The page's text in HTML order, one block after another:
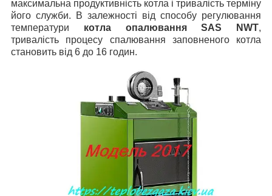
максимальна продуктивність котла і тривалість терміну
його служби. В залежності від способу регулювання
температури котла опалювання SAS NWT,
тривалість процесу спалювання заповненого котла
становить від 6 до 16 годин.